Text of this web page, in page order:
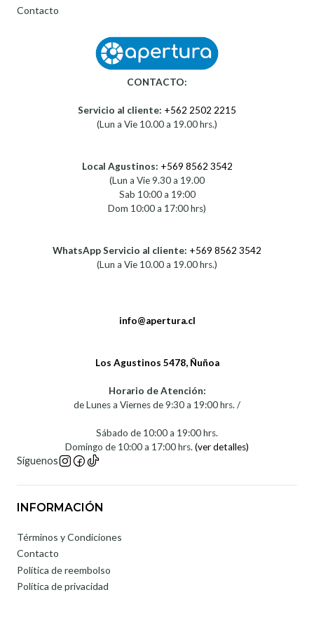
Contacto
CONTACTO:
Servicio al cliente: +562 2502 2215
(Lun a Vie 10.00 a 19.00 hrs.)
Local Agustinos: +569 8562 3542
(Lun a Vie 9.30 a 19.00
Sab 10:00 a 19:00
Dom 10:00 a 17:00 hrs)
WhatsApp Servicio al cliente: +569 8562 3542
(Lun a Vie 10.00 a 19.00 hrs.)
info@apertura.cl
Los Agustinos 5478, Ñuñoa
Horario de Atención:
de Lunes a Viernes de 9:30 a 19:00 hrs. /
Sábado de 10:00 a 19:00 hrs.
Domingo de 10:00 a 17:00 hrs. (ver detalles)
Síguenos
INFORMACIÓN
Términos y Condiciones
Contacto
Política de reembolso
Política de privacidad